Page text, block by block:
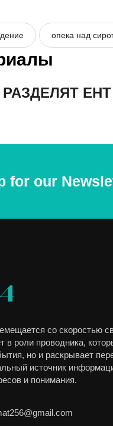
опека над
for our
со скоростью
в роли проводника,
но и раскрывает
источник
и понимания.